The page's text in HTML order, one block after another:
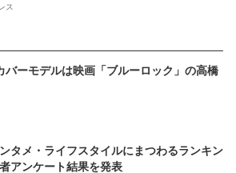
ス
バーモデルは映画「ブルーロック」の高橋
タメ・ライフスタイルにまつわるランキン
アンケート結果を発表